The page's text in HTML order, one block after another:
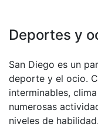
Deportes y
San Diego es un
deporte y el ocio.
interminables,
numerosas
niveles de